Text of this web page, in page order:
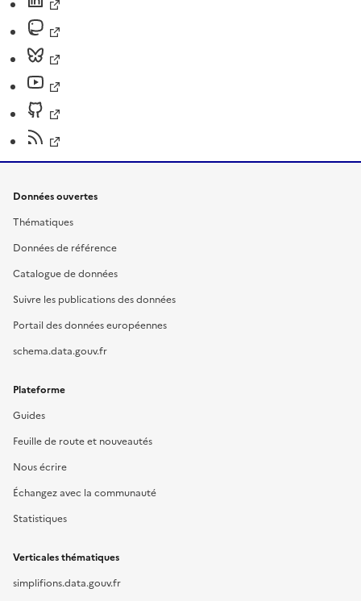
Données ouvertes
Thématiques
Données de référence
Catalogue de données
Suivre les publications des données
Portail des données européennes
schema.data.gouv.fr
Plateforme
Guides
Feuille de route et nouveautés
Nous écrire
Échangez avec la communauté
Statistiques
Verticales thématiques
simplifions.data.gouv.fr